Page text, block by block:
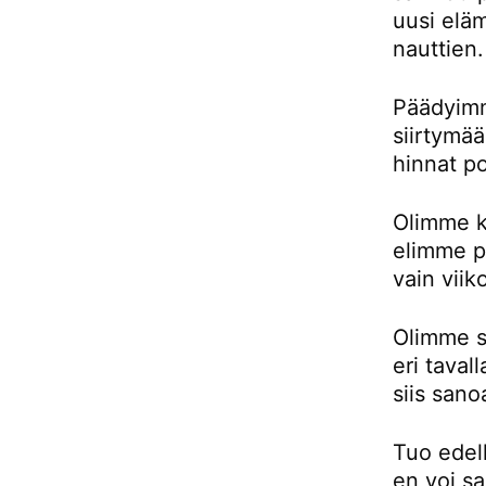
uusi
nauttien.
hinnat
Olimme
elimme
vain
Olimme
eri
siis
Tuo
en voi